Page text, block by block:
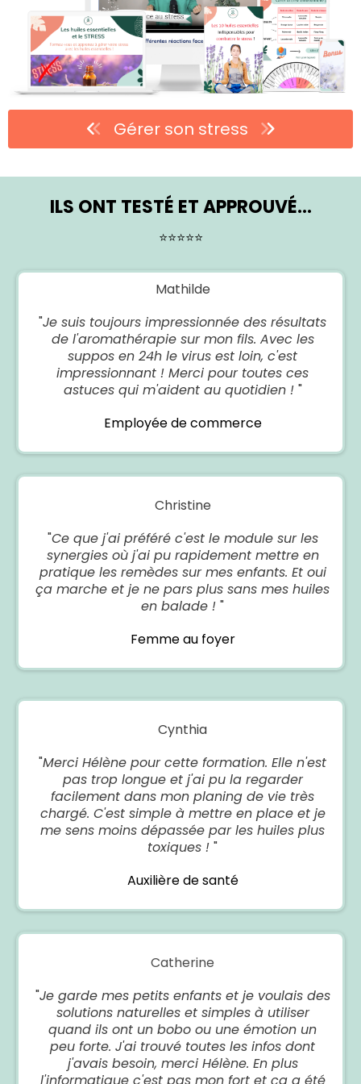
Gérer son stress
ILS ONT TESTÉ ET APPROUVÉ...
⭐⭐⭐⭐⭐
Mathilde
"Je suis toujours impressionnée des résultats
de l'aromathérapie sur mon fils. Avec les
suppos en 24h le virus est loin, c'est
impressionnant ! Merci pour toutes ces
astuces qui m'aident au quotidien ! "
Employée de commerce
Christine
"Ce que j'ai préféré c'est le module sur les
synergies où j'ai pu rapidement mettre en
pratique les remèdes sur mes enfants. Et oui
ça marche et je ne pars plus sans mes huiles
en balade ! "
Femme au foyer
Cynthia
"Merci Hélène pour cette formation. Elle n'est
pas trop longue et j'ai pu la regarder
facilement dans mon planing de vie très
chargé. C'est simple à mettre en place et je
me sens moins dépassée par les huiles plus
toxiques ! "
Auxilière de santé
Catherine
"Je garde mes petits enfants et je voulais des
solutions naturelles et simples à utiliser
quand ils ont un bobo ou une émotion un
peu forte. J'ai trouvé toutes les infos dont
j'avais besoin, merci Hélène. En plus